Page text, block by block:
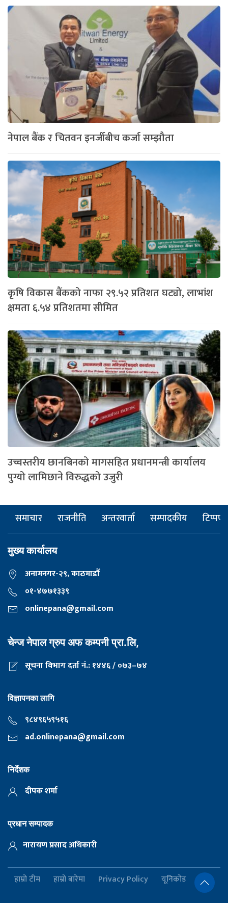
नेपाल बैंक र चितवन इनर्जीबीच कर्जा सम्झौता
कृषि विकास बैंकको नाफा २९.५२ प्रतिशत घट्यो, लाभांश
क्षमता ६.५४ प्रतिशतमा सीमित
उच्चस्तरीय छानबिनको मागसहित प्रधानमन्त्री कार्यालय
पुग्यो लामिछाने विरुद्धको उजुरी
समाचार राजनीति अन्तरवार्ता सम्पादकीय टिप्पणी
मुख्य कार्यालय
अनामनगर-२९, काठमाडाैँ
०१-४७७१३३९
onlinepana@gmail.com
चेन्ज नेपाल ग्रुप अफ कम्पनी प्रा.लि,
सूचना विभाग दर्ता नं.: १४४६ / ०७३–७४
विज्ञापनका लागि
९८४९६५९५१६
ad.onlinepana@gmail.com
निर्देशक
दीपक शर्मा
प्रधान सम्पादक
नारायण प्रसाद अधिकारी
हाम्रो टीम हाम्रो बारेमा Privacy Policy यूनिकोड